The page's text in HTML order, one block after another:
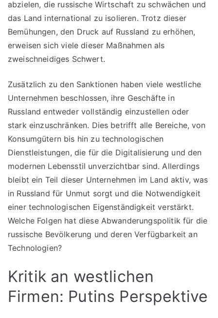
abzielen, die russische Wirtschaft zu schwächen und
das Land international zu isolieren. Trotz dieser
Bemühungen, den Druck auf Russland zu erhöhen,
erweisen sich viele dieser Maßnahmen als
zweischneidiges Schwert.
Zusätzlich zu den Sanktionen haben viele westliche
Unternehmen beschlossen, ihre Geschäfte in
Russland entweder vollständig einzustellen oder
stark einzuschränken. Dies betrifft alle Bereiche, von
Konsumgütern bis hin zu technologischen
Dienstleistungen, die für die Digitalisierung und den
modernen Lebensstil unverzichtbar sind. Allerdings
bleibt ein Teil dieser Unternehmen im Land aktiv, was
in Russland für Unmut sorgt und die Notwendigkeit
einer technologischen Eigenständigkeit verstärkt.
Welche Folgen hat diese Abwanderungspolitik für die
russische Bevölkerung und deren Verfügbarkeit an
Technologien?
Kritik an westlichen
Firmen: Putins Perspektive